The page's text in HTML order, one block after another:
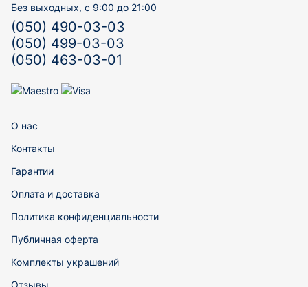
Без выходных, с 9:00 до 21:00
(050) 490-03-03
(050) 499-03-03
(050) 463-03-01
О нас
Контакты
Гарантии
Оплата и доставка
Политика конфиденциальности
Публичная оферта
Комплекты украшений
Отзывы